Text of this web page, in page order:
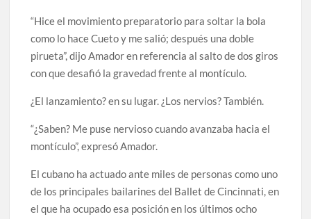
“Hice el movimiento preparatorio para soltar la bola
como lo hace Cueto y me salió; después una doble
pirueta”, dijo Amador en referencia al salto de dos giros
con que desafió la gravedad frente al montículo.
¿El lanzamiento? en su lugar. ¿Los nervios? También.
“¿Saben? Me puse nervioso cuando avanzaba hacia el
montículo”, expresó Amador.
El cubano ha actuado ante miles de personas como uno
de los principales bailarines del Ballet de Cincinnati, en
el que ha ocupado esa posición en los últimos ocho